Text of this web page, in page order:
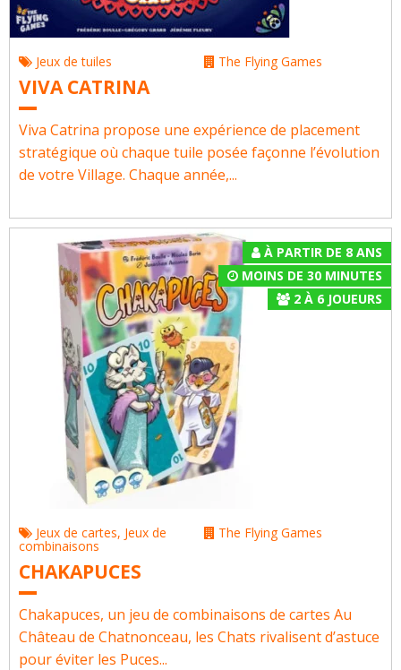
Jeux de tuiles The Flying Games
VIVA CATRINA
Viva Catrina propose une expérience de placement
stratégique où chaque tuile posée façonne l’évolution
de votre Village. Chaque année,...
À PARTIR DE 8 ANS
MOINS DE 30 MINUTES
2À 6JOUEURS
Jeux de cartes, Jeux de
combinaisons
The Flying Games
CHAKAPUCES
Chakapuces, un jeu de combinaisons de cartes Au
Château de Chatnonceau, les Chats rivalisent d’astuce
pour éviter les Puces...